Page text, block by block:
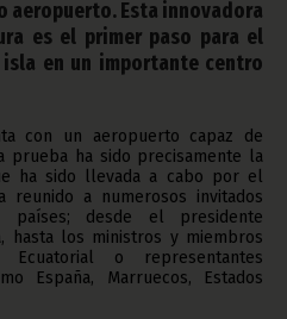
aeropuerto. Esta innovadora
es el primer paso para el
en un importante centro
con un aeropuerto capaz de
prueba ha sido precisamente la
ha sido llevada a cabo por el
reunido a numerosos invitados
países; desde el presidente
hasta los ministros y miembros
o representantes
España, Marruecos, Estados